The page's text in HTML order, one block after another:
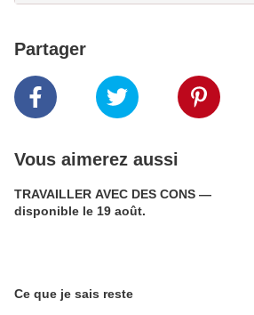
Partager
Vous aimerez aussi
TRAVAILLER AVEC DES CONS —
disponible le 19 août.
Ce que je sais reste